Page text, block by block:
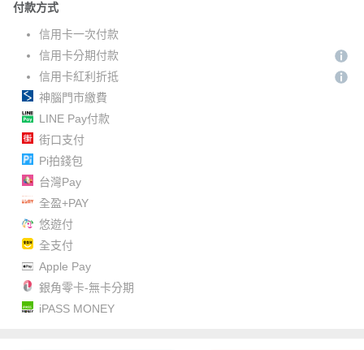
付款方式
信用卡一次付款
信用卡分期付款
信用卡紅利折抵
神腦門市繳費
LINE Pay付款
街口支付
Pi拍錢包
台灣Pay
全盈+PAY
悠遊付
全支付
Apple Pay
銀角零卡-無卡分期
iPASS MONEY